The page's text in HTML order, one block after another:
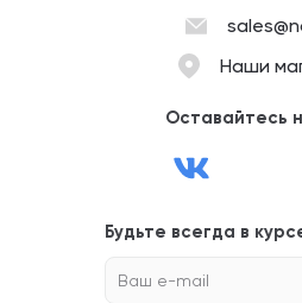
Наши
Оставайтесь
Будьте всегда в
Ваш e-mail